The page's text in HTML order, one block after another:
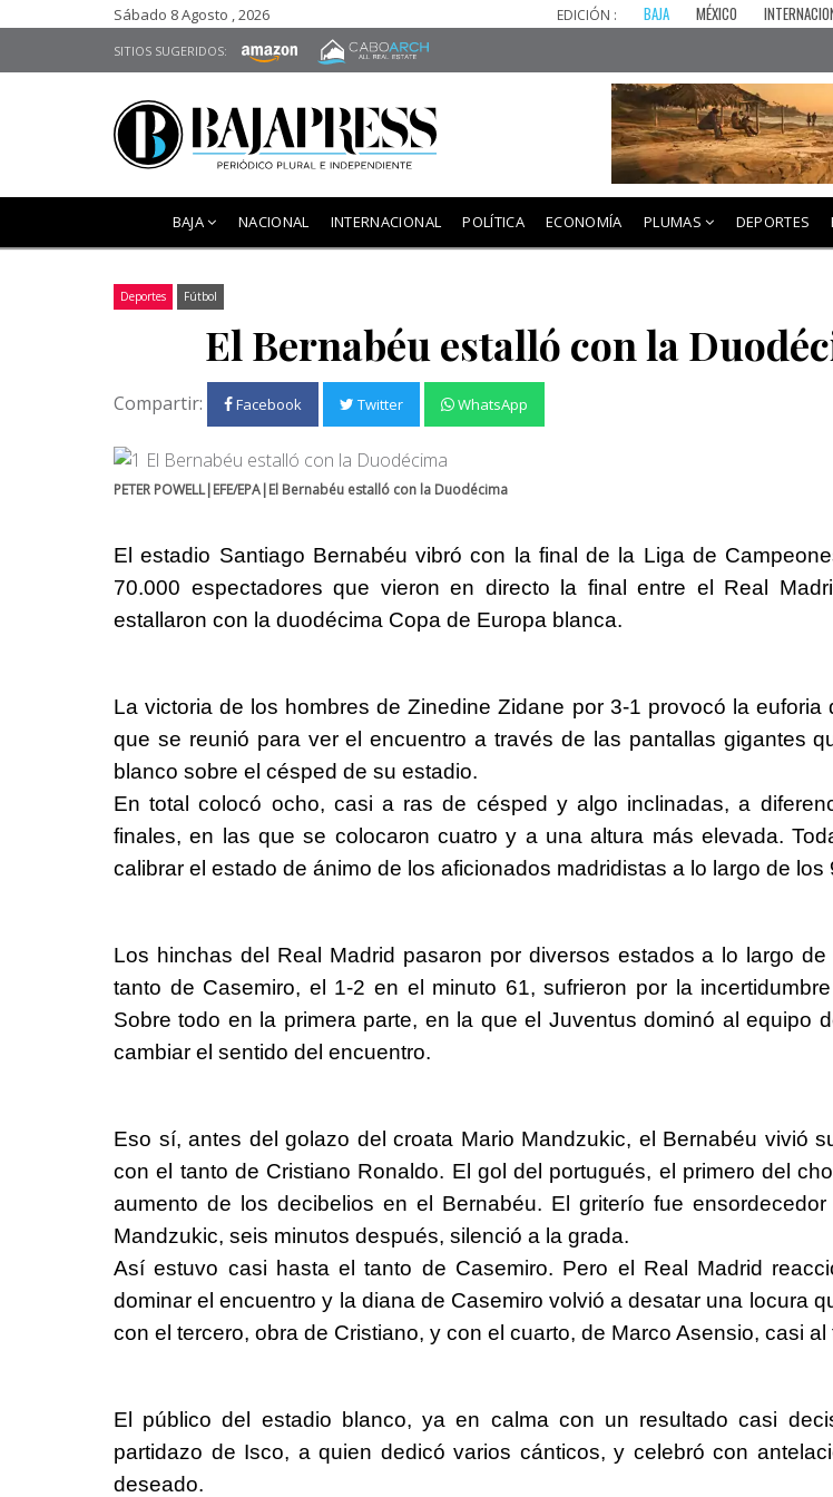
Sábado 8 Agosto , 2026 EDICIÓN : BAJA MÉXICO
SITIOS SUGERIDOS:
BAJA NACIONAL INTERNACIONAL POLÍTICA ECONOMÍA PLUMAS DEPORTES
Deportes Fútbol
El Bernabéu estalló con la
Compartir: Facebook Twitter WhatsApp
PETER POWELL|EFE/EPA|El Bernabéu estalló con la Duodécima
El estadio Santiago Bernabéu vibró con la final de la Liga de
70.000 espectadores que vieron en directo la final entre el Real
estallaron con la duodécima Copa de Europa blanca.
La victoria de los hombres de Zinedine Zidane por 3-1 provocó la euforia
que se reunió para ver el encuentro a través de las pantallas gigantes
blanco sobre el césped de su estadio.
En total colocó ocho, casi a ras de césped y algo inclinadas, a
finales, en las que se colocaron cuatro y a una altura más elevada.
calibrar el estado de ánimo de los aficionados madridistas a lo largo de los
Los hinchas del Real Madrid pasaron por diversos estados a lo largo de
tanto de Casemiro, el 1-2 en el minuto 61, sufrieron por la
Sobre todo en la primera parte, en la que el Juventus dominó al equipo
cambiar el sentido del encuentro.
Eso sí, antes del golazo del croata Mario Mandzukic, el Bernabéu vivió
con el tanto de Cristiano Ronaldo. El gol del portugués, el primero del
aumento de los decibelios en el Bernabéu. El griterío fue
Mandzukic, seis minutos después, silenció a la grada.
Así estuvo casi hasta el tanto de Casemiro. Pero el Real Madrid
dominar el encuentro y la diana de Casemiro volvió a desatar una locura
con el tercero, obra de Cristiano, y con el cuarto, de Marco Asensio, casi al
El público del estadio blanco, ya en calma con un resultado casi
partidazo de Isco, a quien dedicó varios cánticos, y celebró con
deseado.